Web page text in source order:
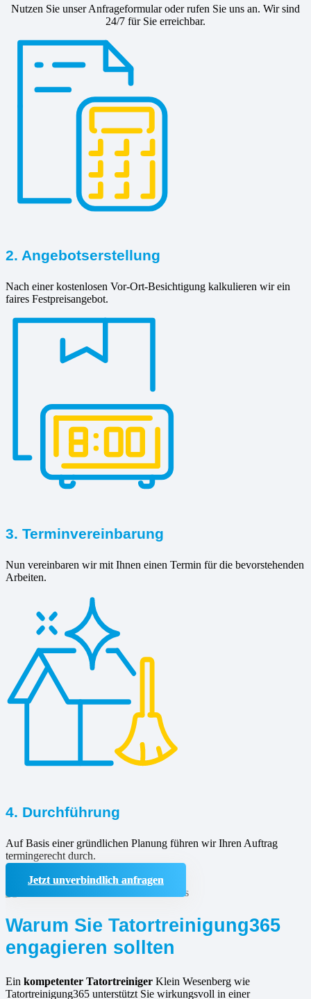
Nutzen Sie unser Anfrageformular oder rufen Sie uns an. Wir sind
24/7 für Sie erreichbar.
2. Angebotserstellung
Nach einer kostenlosen Vor-Ort-Besichtigung kalkulieren wir ein
faires Festpreisangebot.
3. Terminvereinbarung
Nun vereinbaren wir mit Ihnen einen Termin für die bevorstehenden
Arbeiten.
4. Durchführung
Auf Basis einer gründlichen Planung führen wir Ihren Auftrag
termingerecht durch.
Jetzt unverbindlich anfragen
Warum Sie Tatortreinigung365
engagieren sollten
Ein kompetenter Tatortreiniger Klein Wesenberg wie
Tatortreinigung365 unterstützt Sie wirkungsvoll in einer